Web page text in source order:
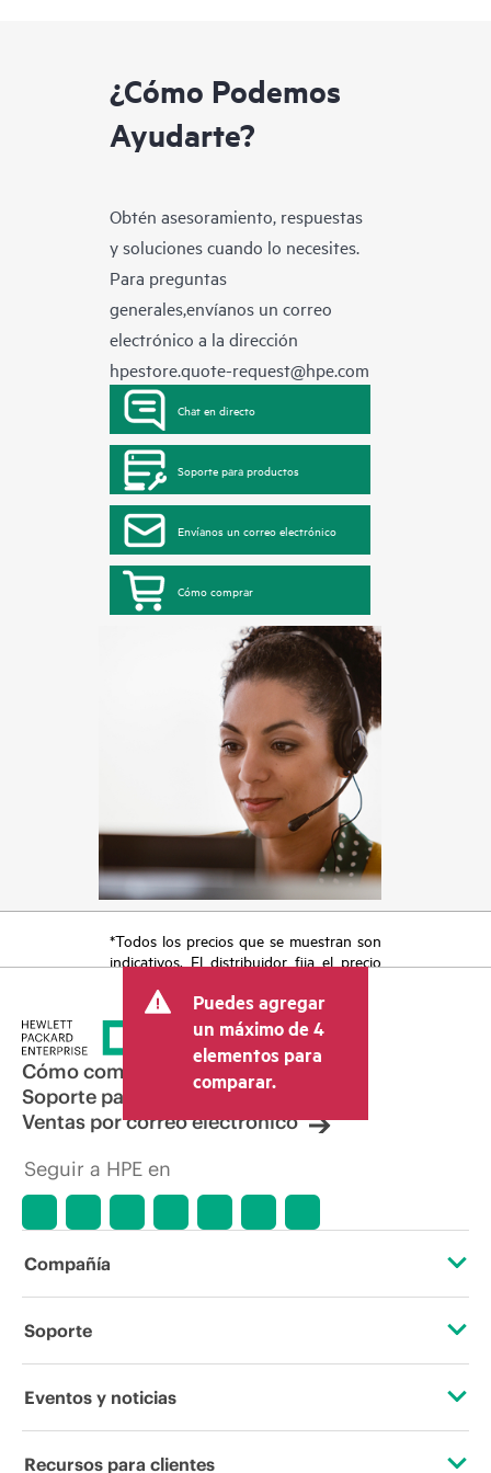
¿Cómo Podemos
Ayudarte?
Obtén asesoramiento, respuestas
y soluciones cuando lo necesites.
Para preguntas
generales,envíanos un correo
electrónico a la dirección
hpestore.quote-request@hpe.com
Chat en directo
Soporte para productos
Envíanos un correo electrónico
Cómo comprar
*Todos los precios que se muestran son
indicativos. El distribuidor fija el precio
otros conceptos, como los impuestos a
la venta, el IVA y el envío. El precio de la
transacción que establece el distribuidor
puede variar con respecto a otros
distribuidores y al precio indicativo
mostrado. El precio indicativo puede
incluir ofertas promocionales por tiempo
hacer ajustes de precios en cualquier
momento por motivos que incluyen, a
condiciones del mercado,
promociones de fin de la vida útil y
Puedes agregar
un máximo de 4
elementos para
comparar.
Cómo comprar
Soporte para productos
Ventas por correo electrónico
Seguir a HPE en
Compañía
Acerca de HPE
Soporte
Servicios de soporte operativo
Eventos y noticias
Eventos
Recursos para clientes